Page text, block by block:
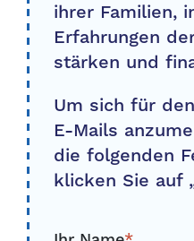
ihrer Familien,
Erfahrungen
stärken und
Um sich für
E-Mails
die folgenden
klicken Sie auf